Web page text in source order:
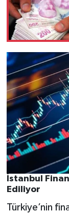
İstanbul
Ediliyor
Türkiye’nin